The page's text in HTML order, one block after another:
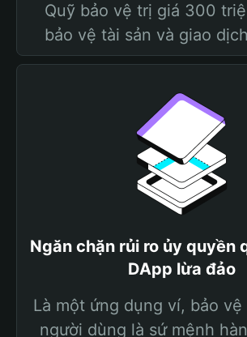
Quỹ bảo vệ trị giá 300
bảo vệ tài sản và giao
Ngăn chặn rủi ro ủy quyền
DApp lừa đảo
Là một ứng dụng ví, bảo vệ
người dùng là sứ mệnh